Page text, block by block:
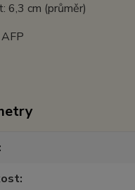
6,3 cm (průměr)
AFP